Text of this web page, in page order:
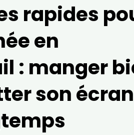
rapides
en
: manger
son écran